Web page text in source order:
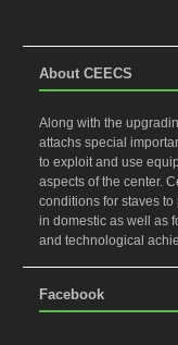
About CEECS
Along with the
attachs special
to exploit and use
aspects of the center.
conditions for staves
in domestic as well as
and technological
Facebook